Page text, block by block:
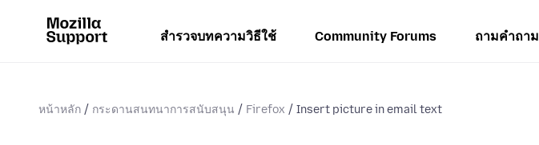
สำรวจบทความวิธีใช้ Community Forums ถามคำถาม
หน้าหลัก กระดานสนทนาการสนับสนุน Firefox Insert picture in email text